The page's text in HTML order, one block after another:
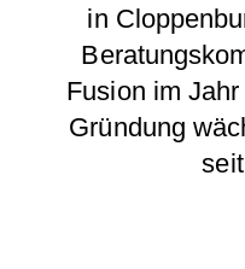
in
Fusion im
Gründung